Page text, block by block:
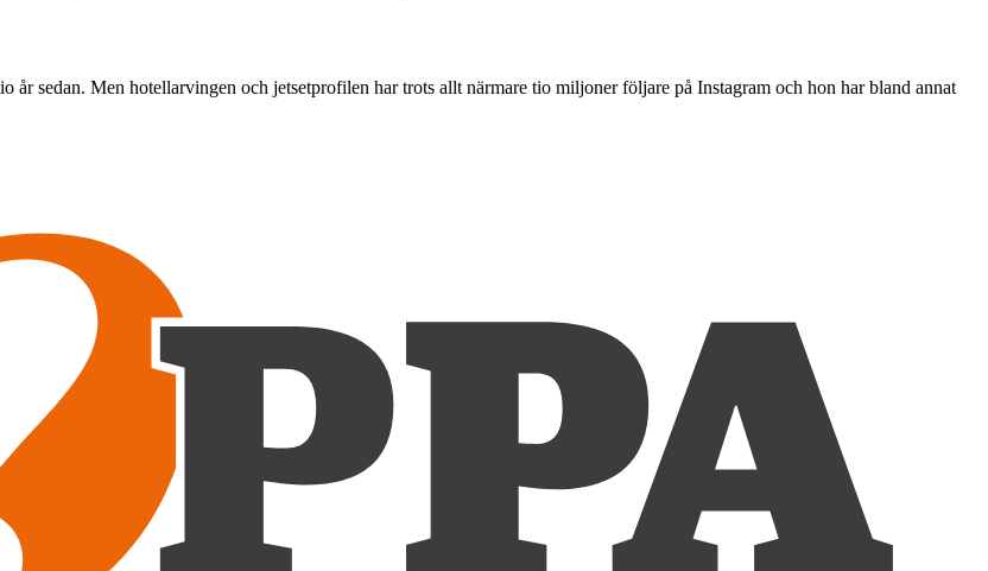
sedan. Men hotellarvingen och jetsetprofilen har trots allt närmare tio miljoner följare på Instagram och hon har bland annat